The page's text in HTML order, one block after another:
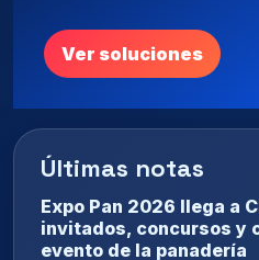
Ver soluciones
Últimas notas
Expo Pan 2026 llega a
invitados, concursos y
evento de la panadería